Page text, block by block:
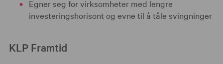
Egner seg for virksomheter med lengre
investeringshorisont og evne til å tåle svingninger
KLP Framtid